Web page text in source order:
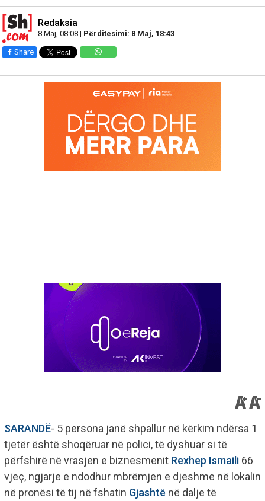
Redaksia
8 Maj, 08:08 | Përditesimi: 8 Maj, 18:43
Share
SARANDË- 5 persona janë shpallur në kërkim ndërsa 1
tjetër është shoqëruar në polici, të dyshuar si të
përfshirë në vrasjen e biznesmenit Rexhep Ismaili 66
vjeç, ngjarje e ndodhur mbrëmjen e djeshme në lokalin
në pronësi të tij në fshatin Gjashtë në dalje të